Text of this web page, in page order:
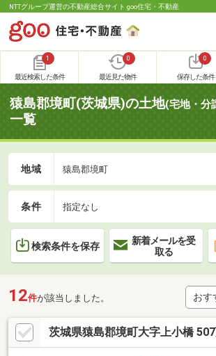
NTTグループ運営の不動産総合サイト goo住宅・不動産
1
最近検索した条件
0
最近見た物件
0
保存した条件
猿島郡境町(茨城県)の土地(宅地・分
一覧
地域 猿島郡境町
条件 指定なし
検索条件を保存
新着メールを受
取る
12件が該当しました。
茨城県猿島郡境町大字上小橋 507